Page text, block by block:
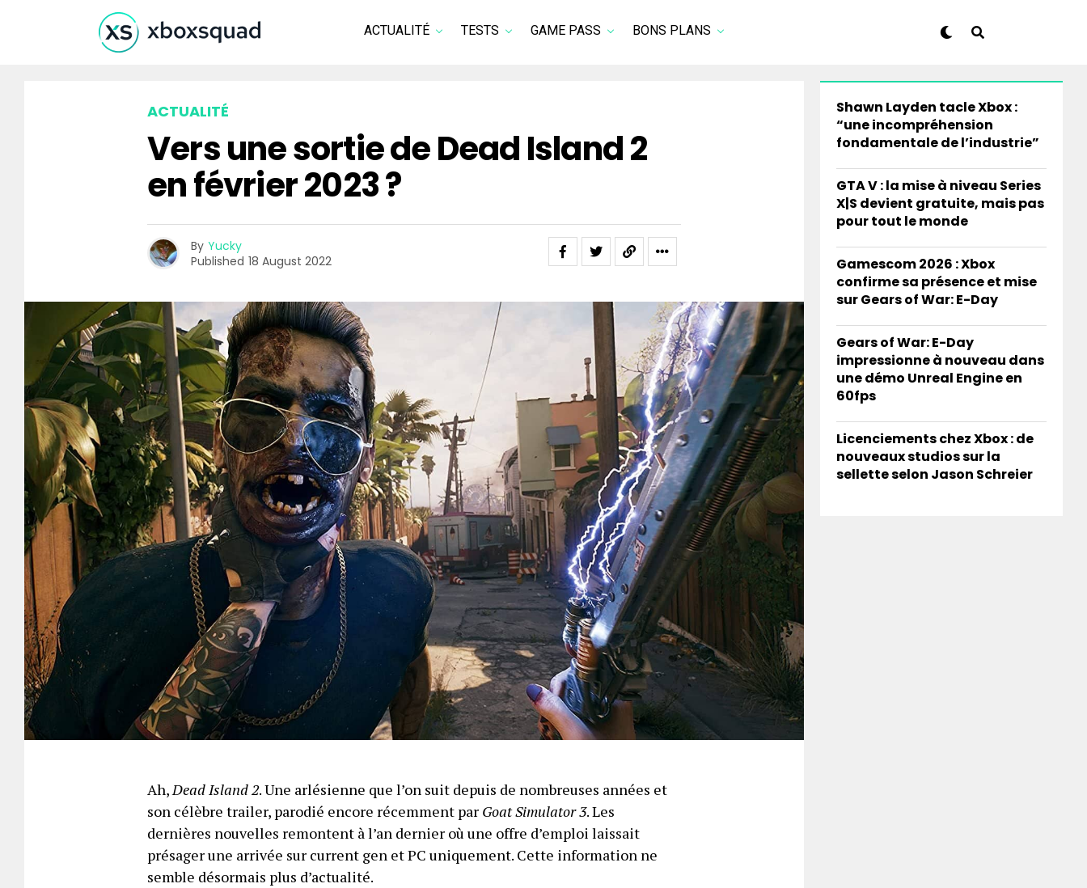
ACTUALITÉ TESTS GAME PASS BONS PLANS
ACTUALITÉ
Vers une sortie de Dead Island 2
en février 2023 ?
By Yucky
Published 18 August 2022
Ah,Dead Island 2. Une arlésienne que l’on suit depuis de nombreuses années et
son célèbre trailer, parodié encore récemment par Goat Simulator 3. Les
dernières nouvelles remontent à l’an dernier où une offre d’emploi laissait
présager une arrivée sur current gen et PC uniquement. Cette information ne
semble désormais plus d’actualité.
Shawn Layden tacle Xbox :
“une incompréhension
fondamentale de l’industrie”
GTA V : la mise à niveau Series
X|S devient gratuite, mais pas
pour tout le monde
Gamescom 2026 : Xbox
confirme sa présence et mise
sur Gears of War: E-Day
Gears of War: E-Day
impressionne à nouveau dans
une démo Unreal Engine en
60fps
Licenciements chez Xbox : de
nouveaux studios sur la
sellette selon Jason Schreier